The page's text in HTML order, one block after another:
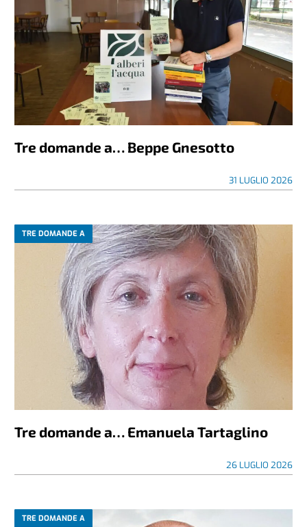
Tre domande a… Beppe Gnesotto
31 LUGLIO 2026
TRE DOMANDE A
Tre domande a… Emanuela Tartaglino
26 LUGLIO 2026
TRE DOMANDE A